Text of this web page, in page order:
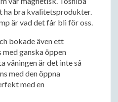
ha bra kvalitetsprodukter.
är vad det får bli för oss.
bokade även ett
med ganska öppen
våningen är det inte så
med den öppna
med en